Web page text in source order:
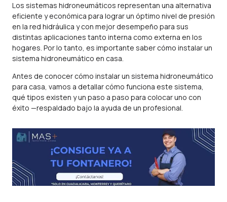
Los sistemas hidroneumáticos representan una alternativa
eficiente y económica para lograr un óptimo nivel de presión
en la red hidráulica y con mejor desempeño para sus
distintas aplicaciones tanto interna como externa en los
hogares. Por lo tanto, es importante saber cómo instalar un
sistema hidroneumático en casa.
Antes de conocer cómo instalar un sistema hidroneumático
para casa, vamos a detallar cómo funciona este sistema,
qué tipos existen y un paso a paso para colocar uno con
éxito —respaldado bajo la ayuda de un profesional.